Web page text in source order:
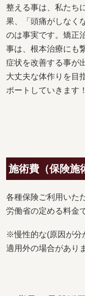
整える事は、私たち
果、「頭痛がしなく
のは事実です。矯正
事は、根本治療にも
症状を改善する事が
大丈夫な体作りを目
ポートしていきます！
施術費（保険施
各種保険ご利用いた
労働省の定める料金
※慢性的な(原因が分
適用外の場合があり